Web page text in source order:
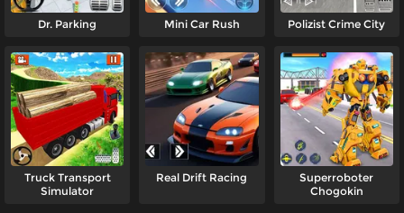
Dr. Parking Mini Car Rush Polizist Crime City
Truck Transport
Simulator
Real Drift Racing
Superroboter
Chogokin